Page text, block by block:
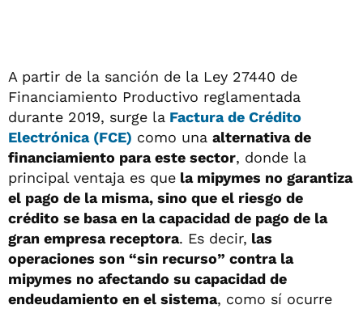
A partir de la sanción de la Ley 27440 de
Financiamiento Productivo reglamentada
durante 2019, surge la Factura de Crédito
Electrónica (FCE) como una alternativa de
financiamiento para este sector, donde la
principal ventaja es que la mipymes no garantiza
el pago de la misma, sino que el riesgo de
crédito se basa en la capacidad de pago de la
gran empresa receptora. Es decir, las
operaciones son “sin recurso” contra la
mipymes no afectando su capacidad de
endeudamiento en el sistema, como sí ocurre